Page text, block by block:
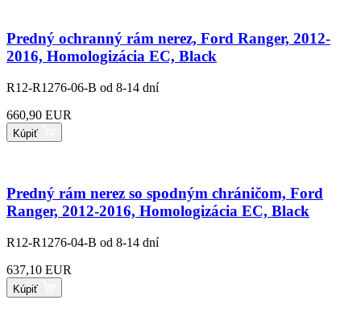
Predný ochranný rám nerez, Ford Ranger, 2012-
2016, Homologizácia EC, Black
R12-R1276-06-B od 8-14 dní
660,90 EUR
Kúpiť
Predný rám nerez so spodným chráničom, Ford
Ranger, 2012-2016, Homologizácia EC, Black
R12-R1276-04-B od 8-14 dní
637,10 EUR
Kúpiť